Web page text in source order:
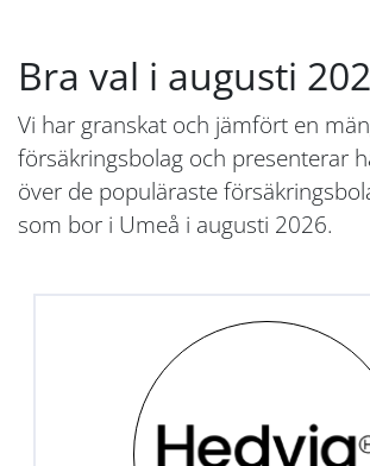
Bra val i augusti
Vi har granskat och jämfört en
försäkringsbolag och presenterar
över de populäraste
som bor i Umeå i augusti 2026.